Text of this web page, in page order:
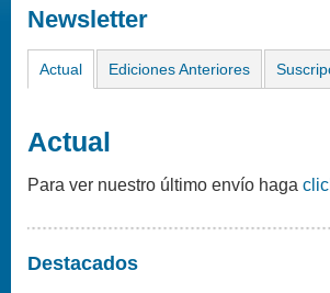
Newsletter
Actual Ediciones Anteriores
Actual
Para ver nuestro último envío haga
Destacados